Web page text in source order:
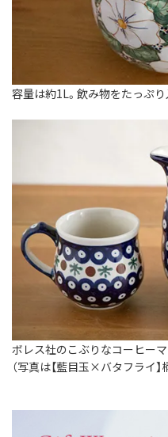
容量は約1L。飲み物をたっぷ
ボレス社のこぶりなコーヒーマ
（写真は【藍目玉×バタフライ】